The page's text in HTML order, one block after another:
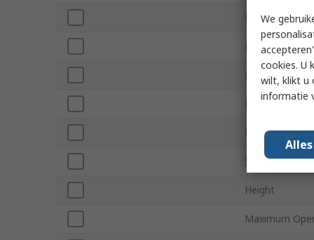
Product Type
Drain Type
Minimum
Inlet Port
Minimum
Standards/
Height
Maximum
We
cookies. U
wilt, klikt u
informatie